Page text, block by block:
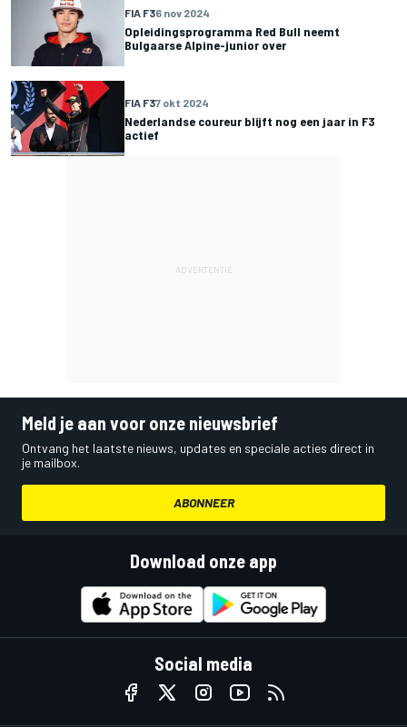
FIA F36 nov 2024
Opleidingsprogramma Red Bull neemt
Bulgaarse Alpine-junior over
FIA F37 okt 2024
Nederlandse coureur blijft nog een jaar in F3
actief
Meld je aan voor onze nieuwsbrief
Ontvang het laatste nieuws, updates en speciale acties direct in
je mailbox.
ABONNEER
Download onze app
Social media